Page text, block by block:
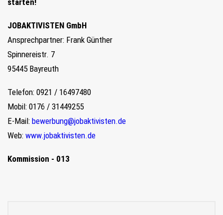
starten!
JOBAKTIVISTEN GmbH
Ansprechpartner: Frank Günther
Spinnereistr. 7
95445 Bayreuth
Telefon: 0921 / 16497480
Mobil: 0176 / 31449255
E-Mail: bewerbung@jobaktivisten.de
Web: www.jobaktivisten.de
Kommission - 013